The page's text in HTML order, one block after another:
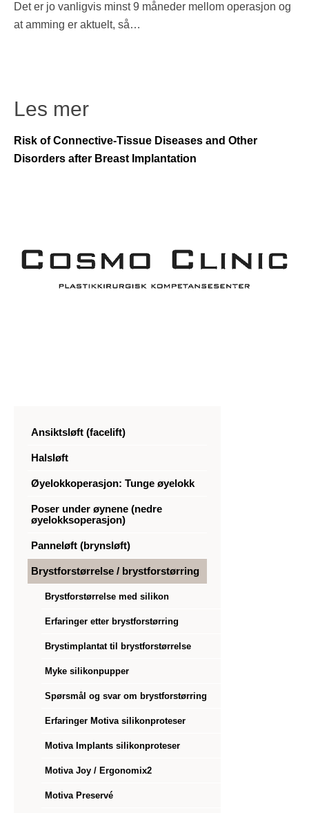
Det er jo vanligvis minst 9 måneder mellom operasjon og
at amming er aktuelt, så…
Les mer
Risk of Connective-Tissue Diseases and Other
Disorders after Breast Implantation
Ansiktsløft (facelift)
Halsløft
Øyelokkoperasjon: Tunge øyelokk
Poser under øynene (nedre
øyelokksoperasjon)
Panneløft (brynsløft)
Brystforstørrelse / brystforstørring
Brystforstørrelse med silikon
Erfaringer etter brystforstørring
Brystimplantat til brystforstørrelse
Myke silikonpupper
Spørsmål og svar om brystforstørring
Erfaringer Motiva silikonproteser
Motiva Implants silikonproteser
Motiva Joy / Ergonomix2
Motiva Preservé